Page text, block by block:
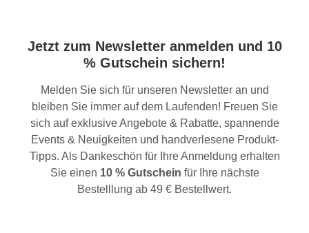
Jetzt zum Newsletter anmelden und 10
% Gutschein sichern!
Melden Sie sich für unseren Newsletter an und
bleiben Sie immer auf dem Laufenden! Freuen Sie
sich auf exklusive Angebote & Rabatte, spannende
Events & Neuigkeiten und handverlesene Produkt-
Tipps. Als Dankeschön für Ihre Anmeldung erhalten
Sie einen 10 % Gutschein für Ihre nächste
Bestelllung ab 49 € Bestellwert.